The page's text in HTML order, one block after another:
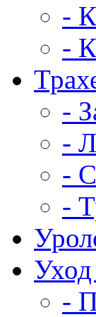
-
-
-
-
-
-
-